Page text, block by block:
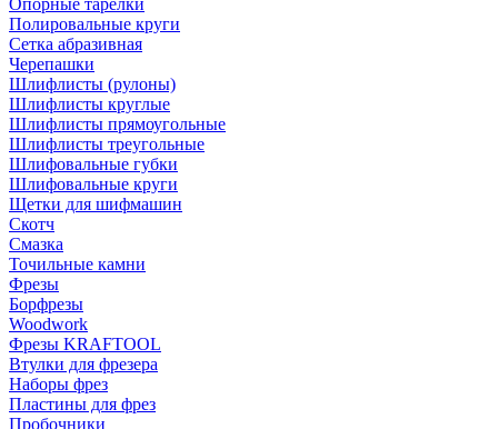
Опорные тарелки
Полировальные круги
Сетка абразивная
Черепашки
Шлифлисты (рулоны)
Шлифлисты круглые
Шлифлисты прямоугольные
Шлифлисты треугольные
Шлифовальные губки
Шлифовальные круги
Щетки для шифмашин
Скотч
Смазка
Точильные камни
Фрезы
Борфрезы
Woodwork
Фрезы KRAFTOOL
Втулки для фрезера
Наборы фрез
Пластины для фрез
Пробочники